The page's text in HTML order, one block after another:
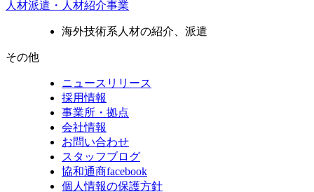
人材派遣・人材紹介事業
海外技術系人材の紹介、派遣
その他
ニュースリリース
採用情報
事業所・拠点
会社情報
お問い合わせ
スタッフブログ
協和通商facebook
個人情報の保護方針